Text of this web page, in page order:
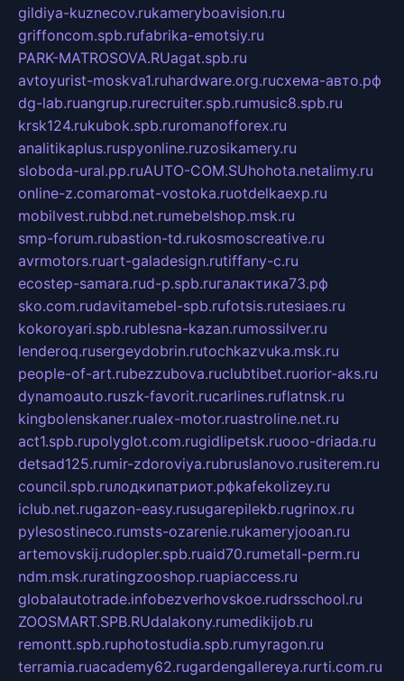
gildiya-kuznecov.rukameryboavision.ru
griffoncom.spb.rufabrika-emotsiy.ru
PARK-MATROSOVA.RUagat.spb.ru
avtoyurist-moskva1.ruhardware.org.ruсхема-авто.рф
dg-lab.ruangrup.rurecruiter.spb.rumusic8.spb.ru
krsk124.rukubok.spb.ruromanofforex.ru
analitikaplus.ruspyonline.ruzosikamery.ru
sloboda-ural.pp.ruAUTO-COM.SUhohota.netalimy.ru
online-z.comaromat-vostoka.ruotdelkaexp.ru
mobilvest.rubbd.net.rumebelshop.msk.ru
smp-forum.rubastion-td.rukosmoscreative.ru
avrmotors.ruart-galadesign.rutiffany-c.ru
ecostep-samara.rud-p.spb.ruгалактика73.рф
sko.com.rudavitamebel-spb.rufotsis.rutesiaes.ru
kokoroyari.spb.rublesna-kazan.rumossilver.ru
lenderoq.rusergeydobrin.rutochkazvuka.msk.ru
people-of-art.rubezzubova.ruclubtibet.ruorior-aks.ru
dynamoauto.ruszk-favorit.rucarlines.ruflatnsk.ru
kingbolenskaner.rualex-motor.ruastroline.net.ru
act1.spb.rupolyglot.com.rugidlipetsk.ruooo-driada.ru
detsad125.rumir-zdoroviya.rubruslanovo.rusiterem.ru
council.spb.ruлодкипатриот.рфkafekolizey.ru
iclub.net.rugazon-easy.rusugarepilekb.rugrinox.ru
pylesostineco.rumsts-ozarenie.rukameryjooan.ru
artemovskij.rudopler.spb.ruaid70.rumetall-perm.ru
ndm.msk.ruratingzooshop.ruapiaccess.ru
globalautotrade.infobezverhovskoe.rudrsschool.ru
ZOOSMART.SPB.RUdalakony.rumedikijob.ru
remontt.spb.ruphotostudia.spb.rumyragon.ru
terramia.ruacademy62.rugardengallereya.rurti.com.ru